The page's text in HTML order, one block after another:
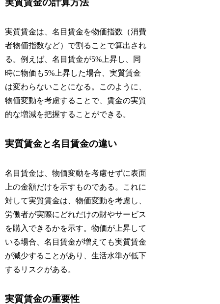
実質賃金の計算方法
実質賃金は、名目賃金を物価指数（消費
者物価指数など）で割ることで算出され
る。例えば、名目賃金が5%上昇し、同
時に物価も5%上昇した場合、実質賃金
は変わらないことになる。このように、
物価変動を考慮することで、賃金の実質
的な増減を把握することができる。
実質賃金と名目賃金の違い
名目賃金は、物価変動を考慮せずに表面
上の金額だけを示すものである。これに
対して実質賃金は、物価変動を考慮し、
労働者が実際にどれだけの財やサービス
を購入できるかを示す。物価が上昇して
いる場合、名目賃金が増えても実質賃金
が減少することがあり、生活水準が低下
するリスクがある。
実質賃金の重要性